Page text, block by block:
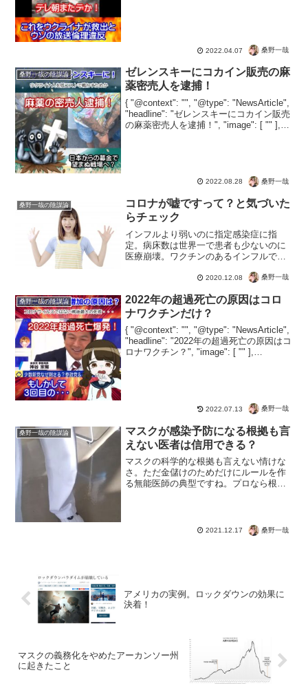
2022.04.07 桑野一哉
桑野一哉の陰謀論
ゼレンスキーにコカイン販売の麻
薬密売人を逮捕！
{ "@context": "", "@type": "NewsArticle",
"headline": "ゼレンスキーにコカイン販売
の麻薬密売人を逮捕！", "image": [ "" ],
2022.08.28 桑野一哉
桑野一哉の陰謀論
コロナが嘘ですって？と気づいた
らチェック
インフルより弱いのに指定感染症に指
定。病床数は世界一で患者も少ないのに
医療崩壊。ワクチンのあるインフルでも
クチンで助かる設定。ウイルスの感染に
して感染拡大を招いている世...
2020.12.08 桑野一哉
桑野一哉の陰謀論
2022年の超過死亡の原因はコロ
ナワクチンだけ？
{ "@context": "", "@type": "NewsArticle",
"headline": "2022年の超過死亡の原因はコ
ロナワクチン？", "image": [ "" ],
2022.07.13 桑野一哉
桑野一哉の陰謀論
マスクが感染予防になる根拠も言
えない医者は信用できる？
マスクの科学的な根拠も言えない情けな
さ。ただ金儲けのためだけにルールを作
る無能医師の典型ですね。プロなら根拠
門家であって、医療報酬に従い薬を...
2021.12.17 桑野一哉
アメリカの実例。ロックダウンの効果に
決着！
マスクの義務化をやめたアーカンソー州
に起きたこと